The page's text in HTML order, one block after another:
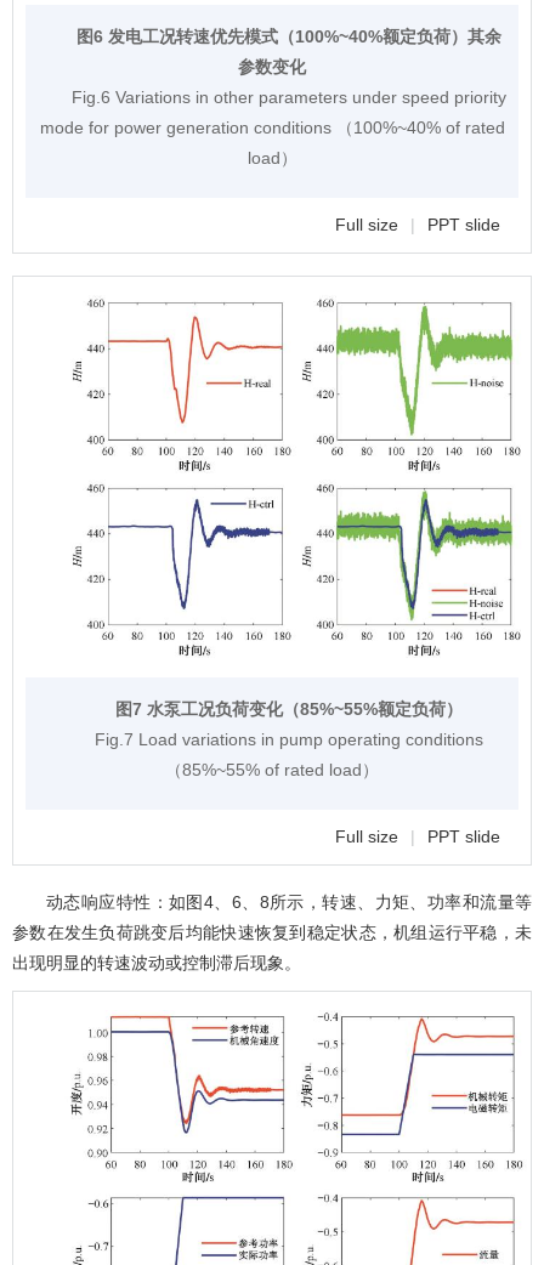
图6 发电工况转速优先模式（100%~40%额定负荷）其余
参数变化
Fig.6 Variations in other parameters under speed priority
mode for power generation conditions （100%~40% of rated
load）
Full size | PPT slide
图7 水泵工况负荷变化（85%~55%额定负荷）
Fig.7 Load variations in pump operating conditions
（85%~55% of rated load）
Full size | PPT slide
动态响应特性：如图4、 6 8所示，转速、力矩、功率和流量等
参数在发生负荷跳变后均能快速恢复到稳定状态，机组运行平稳，未
出现明显的转速波动或控制滞后现象。